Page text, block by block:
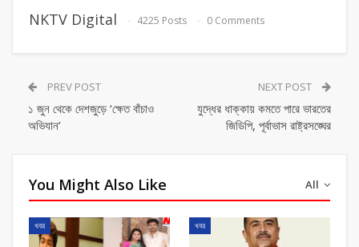
NKTV Digital 4225 Posts 0 Comments
PREV POST
১ জুন থেকে দেশজুড়ে ‘ক্ষেত বাঁচাও
অভিযান’
NEXT POST
যুদ্ধের ধাক্কায় কমতে পারে ভারতের
জিডিপি, পূর্বাভাস রাষ্ট্রসঙ্ঘের
All
You Might Also Like
খবর খবর